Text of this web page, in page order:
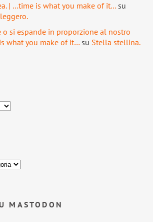
| …time is what you make of it… su
o si espande in proporzione al nostro
what you make of it… su Stella stellina.
MASTODON